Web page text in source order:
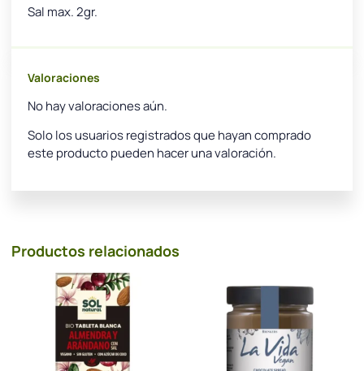
Sal max. 2gr.
Valoraciones
No hay valoraciones aún.
Solo los usuarios registrados que hayan comprado
este producto pueden hacer una valoración.
Productos relacionados